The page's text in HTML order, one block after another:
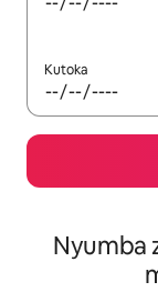
Kutoka
Nyumba